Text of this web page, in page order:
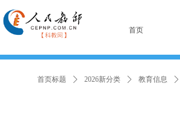
首页
首页标题 ꄲ 2026新分类 ꄲ 教育信息 ꄲ